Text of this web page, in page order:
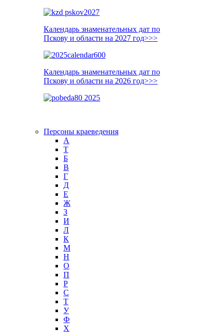
Календарь знаменательных дат по
Пскову и области на 2027 год>>>
Календарь знаменательных дат по
Пскову и области на 2026 год>>>
Персоны краеведения
А
T
Б
В
Г
Д
Е
Ж
З
И
Л
К
М
Н
О
П
Р
С
Т
У
Ф
Х